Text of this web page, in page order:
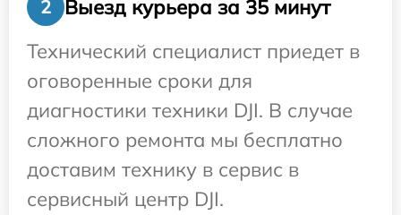
2
Выезд курьера за 35 минут
Технический специалист приедет в
оговоренные сроки для
диагностики техники DJI. В случае
сложного ремонта мы бесплатно
доставим технику в сервис в
сервисный центр DJI.